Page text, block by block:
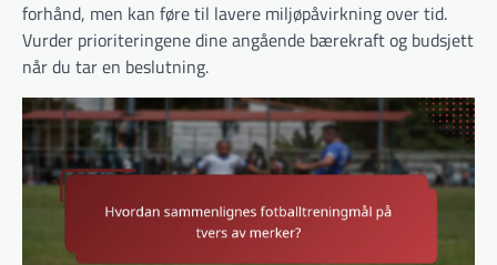
forhånd, men kan føre til lavere miljøpåvirkning over tid.
Vurder prioriteringene dine angående bærekraft og budsjett
når du tar en beslutning.